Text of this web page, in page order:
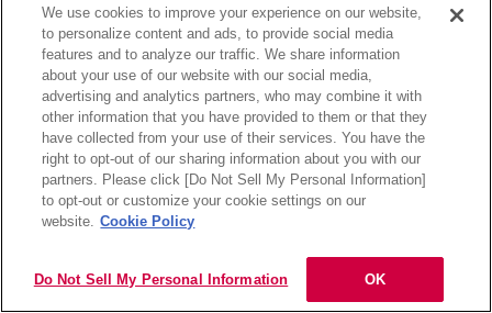
ル！
髪を伸ばしているけど、スタイルチェンジしたい
方やファッション感のあるスタイルがお好きな方
におすすめです。
2. たっぷりレイヤーで小顔効果抜群！抜け感ウルフ
We use cookies to improve your experience on our website,
to personalize content and ads, to provide social media
features and to analyze our traffic. We share information
about your use of our website with our social media,
advertising and analytics partners, who may combine it with
other information that you have provided to them or that they
have collected from your use of their services. You have the
right to opt-out of our sharing information about you with our
partners. Please click [Do Not Sell My Personal Information]
to opt-out or customize your cookie settings on our
website. Cookie Policy
Do Not Sell My Personal Information OK